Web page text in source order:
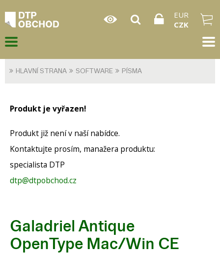
EUR
CZK
HLAVNÍ STRANA SOFTWARE PÍSMA
Produkt je vyřazen!
Produkt již není v naší nabídce.
Kontaktujte prosím, manažera produktu:
specialista DTP
dtp@dtpobchod.cz
Galadriel Antique
OpenType Mac/Win CE